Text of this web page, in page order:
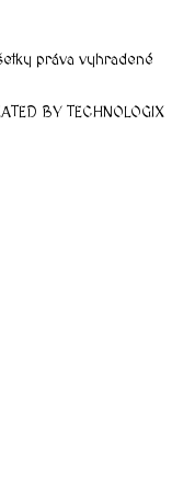
práva vyhradené
BY TECHNOLOGIX